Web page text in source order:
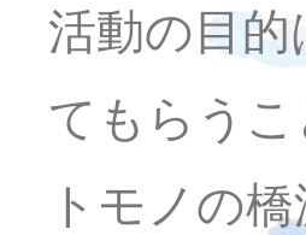
活動の目
てもらう
トモノの